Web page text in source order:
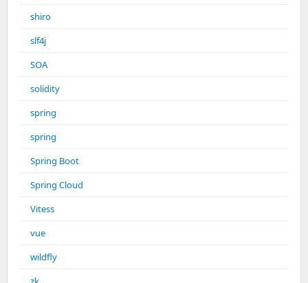
shiro
slf4j
SOA
solidity
spring
spring
Spring Boot
Spring Cloud
Vitess
vue
wildfly